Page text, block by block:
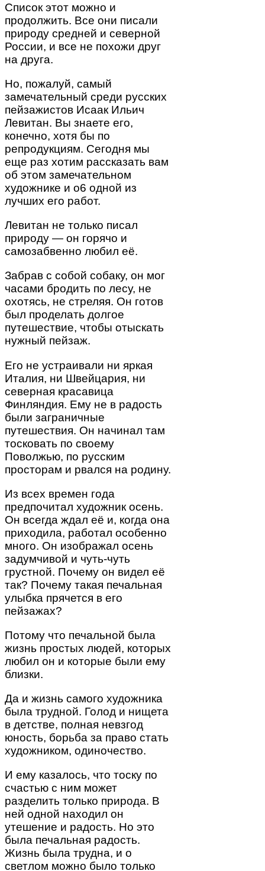
Список этот можно и
продолжить. Все они писали
природу средней и северной
России, и все не похожи друг
на друга.
Но, пожалуй, самый
замечательный среди русских
пейзажистов Исаак Ильич
Левитан. Вы знаете его,
конечно, хотя бы по
репродукциям. Сегодня мы
еще раз хотим рассказать вам
об этом замечательном
художнике и о6 одной из
лучших его работ.
Левитан не только писал
природу — он горячо и
самозабвенно любил её.
Забрав с собой собаку, он мог
часами бродить по лесу, не
охотясь, не стреляя. Он готов
был проделать долгое
путешествие, чтобы отыскать
нужный пейзаж.
Его не устраивали ни яркая
Италия, ни Швейцария, ни
северная красавица
Финляндия. Ему не в радость
были заграничные
путешествия. Он начинал там
тосковать по своему
Поволжью, по русским
просторам и рвался на родину.
Из всех времен года
предпочитал художник осень.
Он всегда ждал её и, когда она
приходила, работал особенно
много. Он изображал осень
задумчивой и чуть-чуть
грустной. Почему он видел её
так? Почему такая печальная
улыбка прячется в его
пейзажах?
Потому что печальной была
жизнь простых людей, которых
любил он и которые были ему
близки.
Да и жизнь самого художника
была трудной. Голод и нищета
в детстве, полная невзгод
юность, борьба за право стать
художником, одиночество.
И ему казалось, что тоску по
счастью с ним может
разделить только природа. В
ней одной находил он
утешение и радость. Но это
была печальная радость.
Жизнь была трудна, и о
светлом можно было только